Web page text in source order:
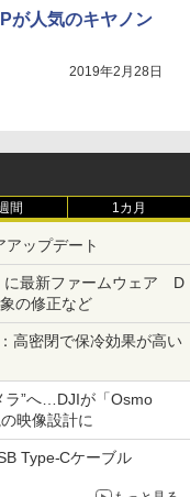
が人気のキヤノン
2019年2月28日
間 1カ月
アップデート
に最新ファームウェア D
の修正など
高密閉で保冷効果が高い
ラ”へ…DJIが「Osmo
映像設計に
Type-Cケーブル